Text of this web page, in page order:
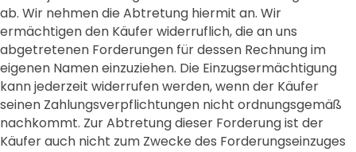
ab. Wir nehmen die Abtretung hiermit an. Wir
ermächtigen den Käufer widerruflich, die an uns
abgetretenen Forderungen für dessen Rechnung im
eigenen Namen einzuziehen. Die Einzugsermächtigung
kann jederzeit widerrufen werden, wenn der Käufer
seinen Zahlungsverpflichtungen nicht ordnungsgemäß
nachkommt. Zur Abtretung dieser Forderung ist der
Käufer auch nicht zum Zwecke des Forderungseinzuges